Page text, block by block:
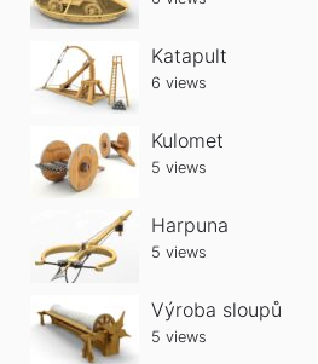
Katapult
6 views
Kulomet
5 views
Harpuna
5 views
Výroba sloupů
5 views